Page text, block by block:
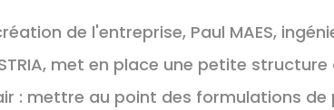
de l'entreprise, Paul MAES,
met en place une petite
: mettre au point des formulations